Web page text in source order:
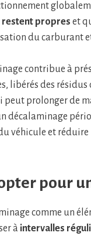
restent propres et
du carburant
contribue à
libérés des
peut prolonger de
décalaminage
véhicule et réduire
pour
comme un
à intervalles